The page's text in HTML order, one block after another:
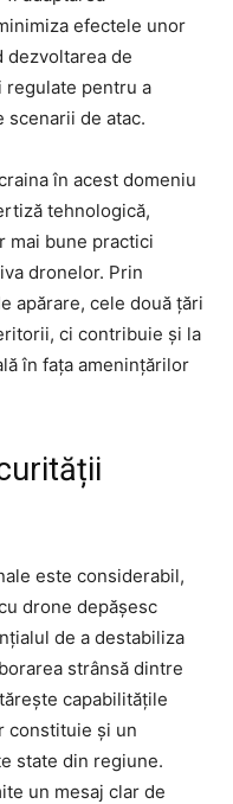
efectele unor
dezvoltarea de
regulate pentru a
de atac.
în acest domeniu
tehnologică,
mai bune practici
dronelor. Prin
apărare, cele două țări
ci contribuie și la
în fața amenințărilor
este considerabil,
drone depășesc
de a destabiliza
strânsă dintre
capabilitățile
constituie și un
state din regiune.
un mesaj clar de